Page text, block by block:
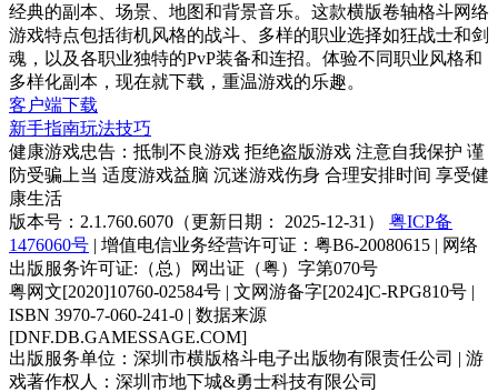
经典的副本、场景、地图和背景音乐。这款横版卷轴格斗网络
游戏特点包括街机风格的战斗、多样的职业选择如狂战士和剑
魂，以及各职业独特的PvP装备和连招。体验不同职业风格和
多样化副本，现在就下载，重温游戏的乐趣。
客户端下载
新手指南玩法技巧
健康游戏忠告：抵制不良游戏 拒绝盗版游戏 注意自我保护 谨
防受骗上当 适度游戏益脑 沉迷游戏伤身 合理安排时间 享受健
康生活
版本号：2.1.760.6070（更新日期： 2025-12-31）
粤ICP备
1476060号 | 增值电信业务经营许可证：粤B6-20080615 | 网络
出版服务许可证:（总）网出证（粤）字第070号
粤网文[2020]10760-02584号 | 文网游备字[2024]C-RPG810号 |
ISBN 3970-7-060-241-0 | 数据来源
[DNF.DB.GAMESSAGE.COM]
出版服务单位：深圳市横版格斗电子出版物有限责任公司 | 游
戏著作权人：深圳市地下城&勇士科技有限公司